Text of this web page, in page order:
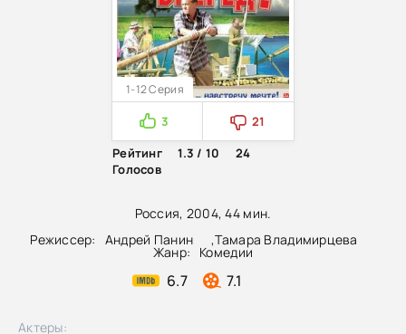
Россия, 2004, 44 мин.
Режиссер:
Андрей Панин ,Тамара Владимирцева
Жанр: Комедии
6.7 7.1
1-12 Серия
3
21
Рейтинг
1.3 / 10
24
Голосов
Актеры: